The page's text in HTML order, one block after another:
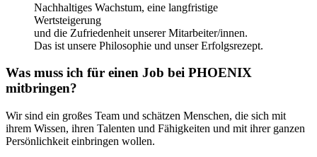
Nachhaltiges Wachstum, eine langfristige
Wertsteigerung
und die Zufriedenheit unserer Mitarbeiter/innen.
Das ist unsere Philosophie und unser Erfolgsrezept.
Was muss ich für einen Job bei PHOENIX
mitbringen?
Wir sind ein großes Team und schätzen Menschen, die sich mit
ihrem Wissen, ihren Talenten und Fähigkeiten und mit ihrer ganzen
Persönlichkeit einbringen wollen.